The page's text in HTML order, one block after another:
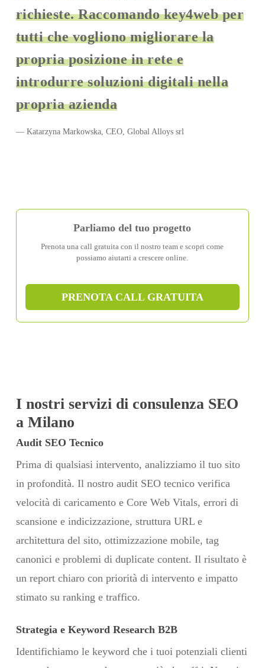
richieste. Raccomando key4web per
tutti che vogliono migliorare la
propria posizione in rete e
introdurre soluzioni digitali nella
propria azienda
— Katarzyna Markowska, CEO, Global Alloys srl
Parliamo del tuo progetto
Prenota una call gratuita con il nostro team e scopri come
possiamo aiutarti a crescere online.
PRENOTA CALL GRATUITA
I nostri servizi di consulenza SEO
a Milano
Audit SEO Tecnico
Prima di qualsiasi intervento, analizziamo il tuo sito
in profondità. Il nostro audit SEO tecnico verifica
velocità di caricamento e Core Web Vitals, errori di
scansione e indicizzazione, struttura URL e
architettura del sito, ottimizzazione mobile, tag
canonici e problemi di duplicate content. Il risultato è
un report chiaro con priorità di intervento e impatto
stimato su ranking e traffico.
Strategia e Keyword Research B2B
Identifichiamo le keyword che i tuoi potenziali clienti